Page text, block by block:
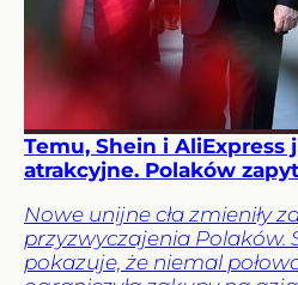
Temu, Shein i AliExpress
atrakcyjne. Polaków
Nowe unijne cła zmieniły
przyzwyczajenia Polaków.
pokazuje, że niemal